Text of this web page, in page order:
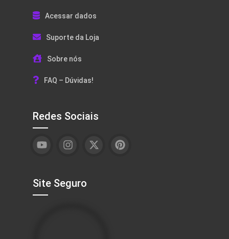
Acessar dados
Suporte da Loja
Sobre nós
FAQ – Dúvidas!
Redes Sociais
Site Seguro